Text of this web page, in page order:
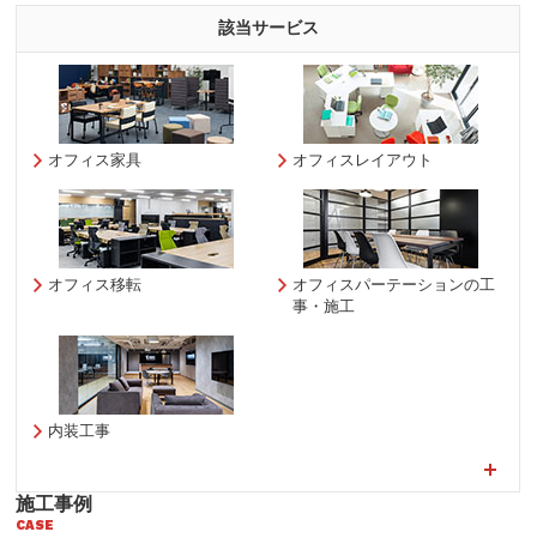
該当サービス
オフィス家具 オフィスレイアウト
オフィス移転
オフィスパーテーションの工
事・施工
内装工事
施工事例
CASE